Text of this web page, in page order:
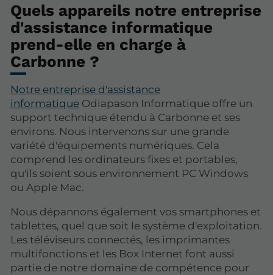
Quels appareils notre entreprise
d'assistance informatique
prend-elle en charge à
Carbonne ?
Notre entreprise d'assistance
informatique Odiapason Informatique offre un
support technique étendu à Carbonne et ses
environs. Nous intervenons sur une grande
variété d'équipements numériques. Cela
comprend les ordinateurs fixes et portables,
qu'ils soient sous environnement PC Windows
ou Apple Mac.
Nous dépannons également vos smartphones et
tablettes, quel que soit le système d'exploitation.
Les téléviseurs connectés, les imprimantes
multifonctions et les Box Internet font aussi
partie de notre domaine de compétence pour